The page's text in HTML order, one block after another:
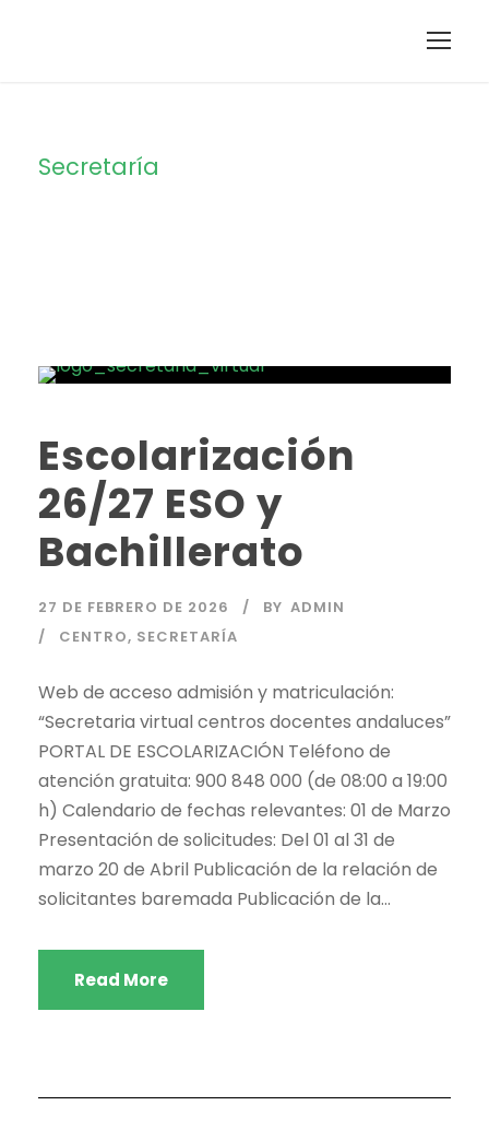
Secretaría
Escolarización
26/27 ESO y
Bachillerato
27 DE FEBRERO DE 2026 BY ADMIN
CENTRO, SECRETARÍA
Web de acceso admisión y matriculación:
“Secretaria virtual centros docentes andaluces”
PORTAL DE ESCOLARIZACIÓN Teléfono de
atención gratuita: 900 848 000 (de 08:00 a 19:00
h) Calendario de fechas relevantes: 01 de Marzo
Presentación de solicitudes: Del 01 al 31 de
marzo 20 de Abril Publicación de la relación de
solicitantes baremada Publicación de la...
Read More